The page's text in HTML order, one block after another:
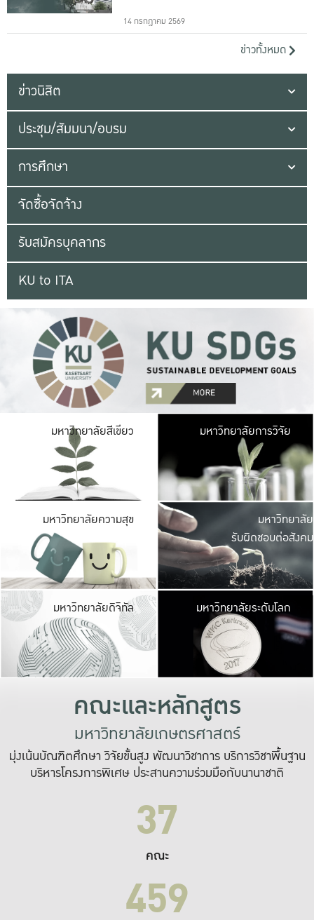
14 กรกฎาคม 2569
ข่าวทั้งหมด
ข่าวนิสิต
ประชุม/สัมมนา/อบรม
การศึกษา
จัดซื้อจัดจ้าง
รับสมัครบุคลากร
KU to ITA
มหาวิทยาลัยสีเขียว มหาวิ
มีพื้นที่เขียวสดใส
เป็นป่าในเมือง เกษต
มหาวิทยาลัยการวิจัย
มหาวิทยาลัยความสุข มหาวิ
ค
เปิดประ
และพบเรื่องราวใ
มหาวิทยาลัย
รับผิดชอบต่อสังคม
มหาวิทยาลัยดิจิทัล มหาวิ
เปลี่ยนแปลง แล
เพื่อทำง
ระบบสารสนเทศ
มหาวิทยาลัยระดับโลก
คณะและหลักสูตร
มหาวิทยาลัยเกษตรศาสตร์
มุ่งเน้นบัณฑิตศึกษา วิจัยขั้นสูง พัฒนาวิชาการ บริการวิชาพื้นฐาน
บริหารโครงการพิเศษ ประสานความร่วมมือกับนานาชาติ
37
คณะ
459